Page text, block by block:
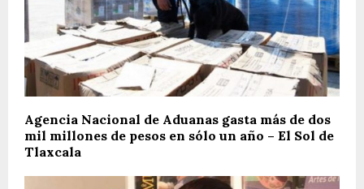
Agencia Nacional de Aduanas gasta más de dos
mil millones de pesos en sólo un año – El Sol de
Tlaxcala